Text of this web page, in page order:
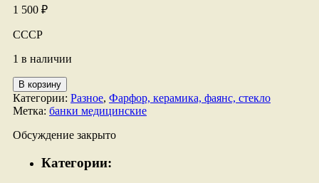
1 500 ₽
СССР
1 в наличии
Количество
товара
Банки
В корзину
Категории: Разное, Фарфор, керамика, фаянс, стекло
Метка: банки медицинские
Обсуждение закрыто
Категории: